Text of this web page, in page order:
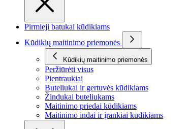
Pirmieji batukai kūdikiams
Kūdikių maitinimo priemonės
Kūdikių maitinimo priemonės
Peržiūrėti visus
Pientraukiai
Buteliukai ir gertuvės kūdikiams
Žindukai buteliukams
Maitinimo priedai kūdikiams
Maitinimo indai ir įrankiai kūdikiams